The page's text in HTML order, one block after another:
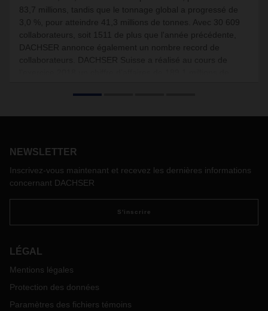
83,7 millions, tandis que le tonnage global a progressé de
3,0 %, pour atteindre 41,3 millions de tonnes. Avec 30 609
collaborateurs, soit 1511 de plus que l'année précédente,
DACHSER annonce également un nombre record de
collaborateurs. DACHSER Suisse a réalisé au cours de
NEWSLETTER
Inscrivez-vous maintenant et recevez les dernières informations
concernant DACHSER
S'inscrire
LÉGAL
Mentions légales
Protection des données
Paramètres des fichiers témoins